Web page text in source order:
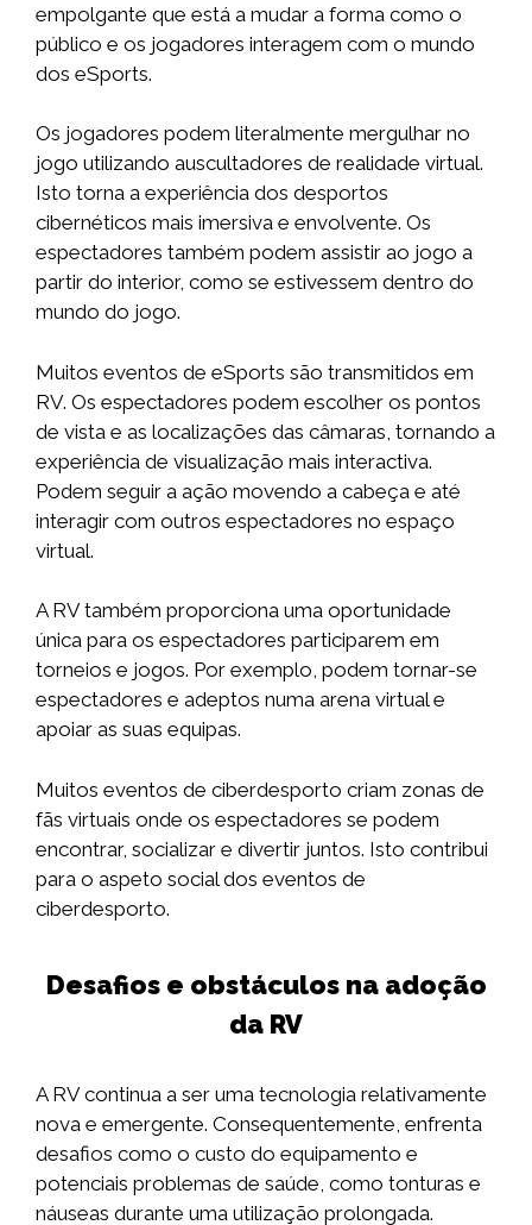
empolgante que está a mudar a forma como o
público e os jogadores interagem com o mundo
dos eSports.
Os jogadores podem literalmente mergulhar no
jogo utilizando auscultadores de realidade virtual.
Isto torna a experiência dos desportos
cibernéticos mais imersiva e envolvente. Os
espectadores também podem assistir ao jogo a
partir do interior, como se estivessem dentro do
mundo do jogo.
Muitos eventos de eSports são transmitidos em
RV. Os espectadores podem escolher os pontos
de vista e as localizações das câmaras, tornando a
experiência de visualização mais interactiva.
Podem seguir a ação movendo a cabeça e até
interagir com outros espectadores no espaço
virtual.
A RV também proporciona uma oportunidade
única para os espectadores participarem em
torneios e jogos. Por exemplo, podem tornar-se
espectadores e adeptos numa arena virtual e
apoiar as suas equipas.
Muitos eventos de ciberdesporto criam zonas de
fãs virtuais onde os espectadores se podem
encontrar, socializar e divertir juntos. Isto contribui
para o aspeto social dos eventos de
ciberdesporto.
Desafios e obstáculos na adoção
da RV
A RV continua a ser uma tecnologia relativamente
nova e emergente. Consequentemente, enfrenta
desafios como o custo do equipamento e
potenciais problemas de saúde, como tonturas e
náuseas durante uma utilização prolongada.